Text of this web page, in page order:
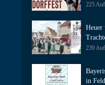
225
Heuer
239
in